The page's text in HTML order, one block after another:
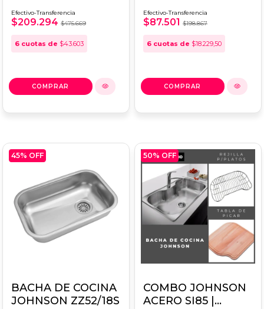
Efectivo-Transferencia
$209.294 $475.669
6 cuotas de $43.603
Efectivo-Transferencia
$87.501 $198.867
6 cuotas de $18.229,50
45% OFF
BACHA DE COCINA
JOHNSON ZZ52/18S
50% OFF
COMBO JOHNSON
ACERO SI85 |